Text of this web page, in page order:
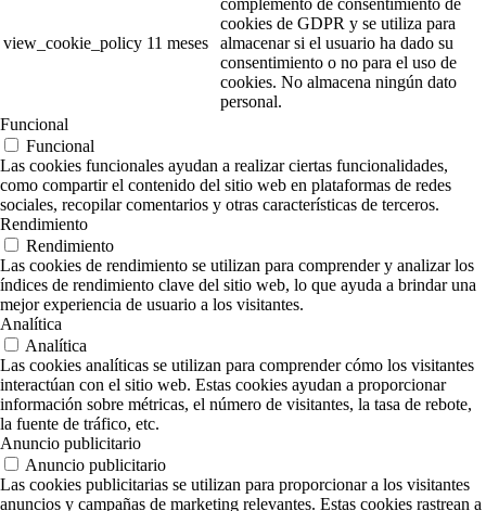
view_cookie_policy 11 meses
complemento de consentimiento de
cookies de GDPR y se utiliza para
almacenar si el usuario ha dado su
consentimiento o no para el uso de
cookies. No almacena ningún dato
personal.
Funcional
Funcional
Las cookies funcionales ayudan a realizar ciertas funcionalidades,
como compartir el contenido del sitio web en plataformas de redes
sociales, recopilar comentarios y otras características de terceros.
Rendimiento
Rendimiento
Las cookies de rendimiento se utilizan para comprender y analizar los
índices de rendimiento clave del sitio web, lo que ayuda a brindar una
mejor experiencia de usuario a los visitantes.
Analítica
Analítica
Las cookies analíticas se utilizan para comprender cómo los visitantes
interactúan con el sitio web. Estas cookies ayudan a proporcionar
información sobre métricas, el número de visitantes, la tasa de rebote,
la fuente de tráfico, etc.
Anuncio publicitario
Anuncio publicitario
Las cookies publicitarias se utilizan para proporcionar a los visitantes
anuncios y campañas de marketing relevantes. Estas cookies rastrean a